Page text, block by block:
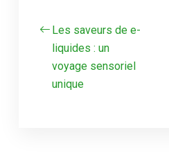
Les saveurs de e-
liquides : un
voyage sensoriel
unique